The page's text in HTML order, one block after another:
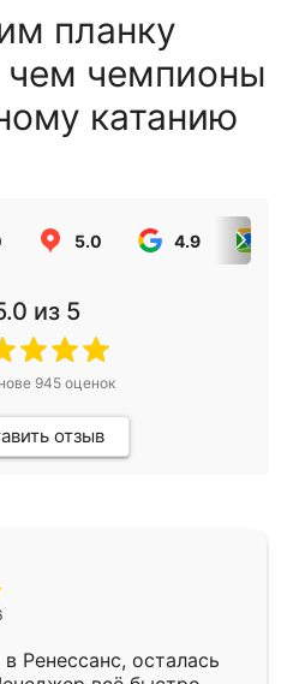
планку
чем чемпионы
катанию
5.0 4.9
из 5
945оценок
отзыв
Ренессанс, осталась